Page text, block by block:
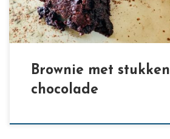
Brownie met stukken
chocolade